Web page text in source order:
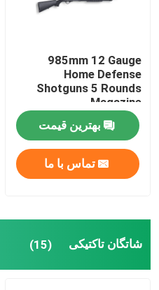
کنترل کیفیت
با ما تماس بگیرید
اخبار
پمپ اکشن شاتگان
985mm 12 Gauge
Home Defense
Shotguns 5 Rounds
Magazine
بهترین قیمت
تماس با ما
شاتگان تاکتیکی (15)